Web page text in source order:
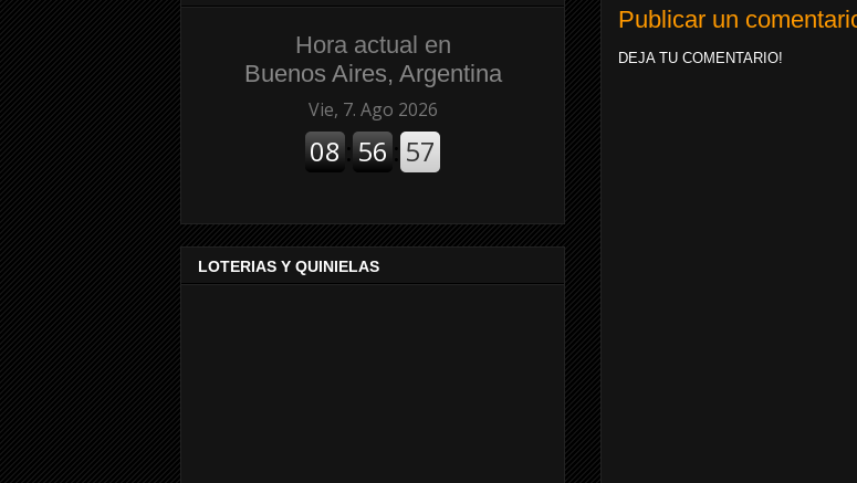
Publicar un
DEJA TU COMENTARIO!
Hora actual en
Buenos Aires, Argentina
LOTERIAS Y QUINIELAS